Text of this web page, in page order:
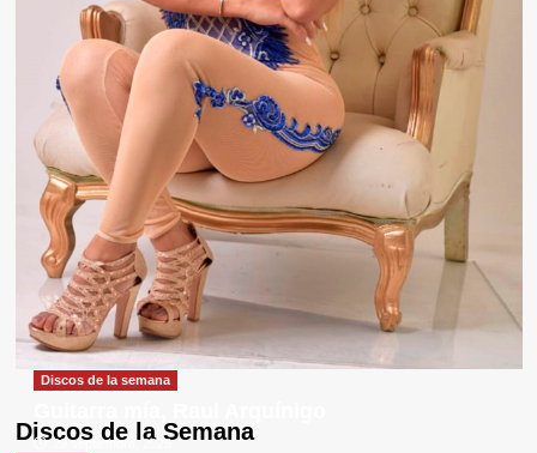
Discos de la Semana
Discos de la semana
29 septiembre, 2025